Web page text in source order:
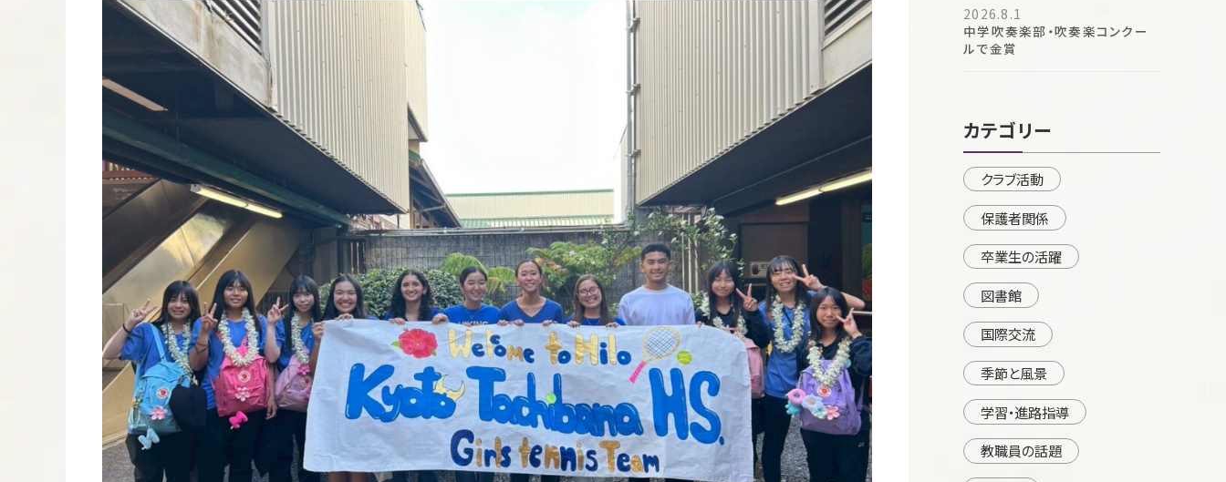
2026.8.1
中学吹奏楽部・吹奏楽コンクー
ルで金賞
カテゴリー
クラブ活動
保護者関係
卒業生の活躍
図書館
国際交流
季節と風景
学習・進路指導
教職員の話題